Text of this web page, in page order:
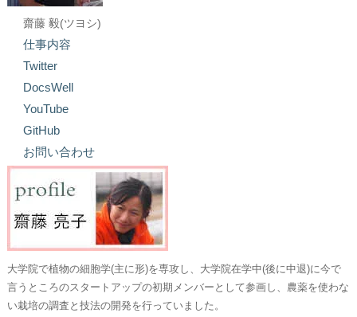
齋藤 毅(ツヨシ)
仕事内容
Twitter
DocsWell
YouTube
GitHub
お問い合わせ
大学院で植物の細胞学(主に形)を専攻し、大学院在学中(後に中退)に今で
言うところのスタートアップの初期メンバーとして参画し、農薬を使わな
い栽培の調査と技法の開発を行っていました。